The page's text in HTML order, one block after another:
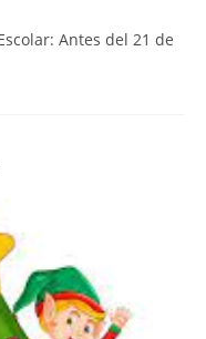
Antes del 21 de